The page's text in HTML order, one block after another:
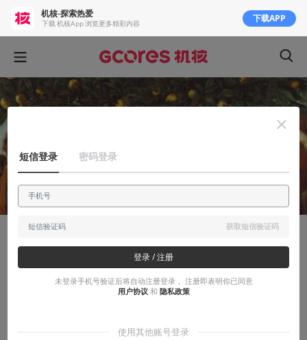
希腊神话中的国王与英雄为何大多死于非
机核-探索热爱
下载 机核App 浏览更多精彩内容 下载APP
短信登录 密码登录
获取短信验证码
登录 / 注册
未登录手机号验证后将自动注册登录， 注册即表明你已同意
用户协议 和 隐私政策
使用其他账号登录